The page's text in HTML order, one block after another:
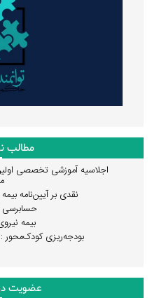
مطالب
اجلاسیه آموزشی تخصصی
نقدی بر آیین‌نامه
حسابرسی
بیمه
بودجه‌ریزی کودک‌محور :
عضویت